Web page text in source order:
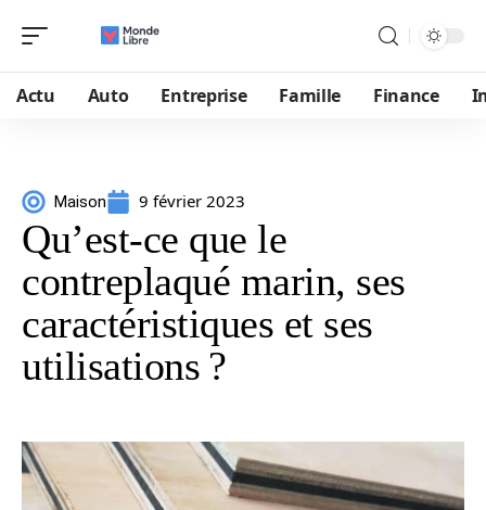
Actu Auto Entreprise Famille Finance
Maison 9 février 2023
Qu’est-ce que le
contreplaqué marin, ses
caractéristiques et ses
utilisations ?